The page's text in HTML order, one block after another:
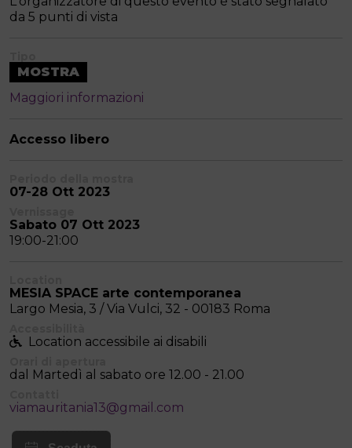
da 5 punti di vista
MOSTRA
Maggiori informazioni
Accesso libero
07-28 Ott 2023
Sabato 07 Ott 2023
19:00-21:00
MESIA SPACE arte contemporanea
Largo Mesia, 3 / Via Vulci, 32 - 00183 Roma
Location accessibile ai disabili
dal Martedì al sabato ore 12.00 - 21.00
viamauritania13@gmail.com